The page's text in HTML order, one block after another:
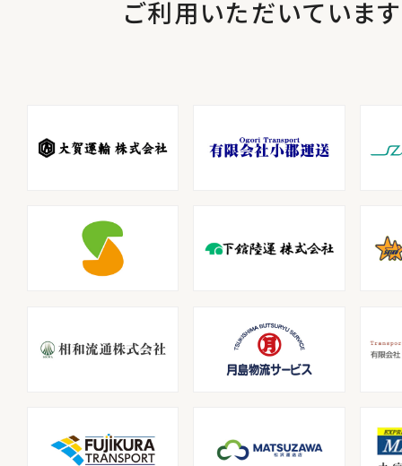
ご利用いただいています